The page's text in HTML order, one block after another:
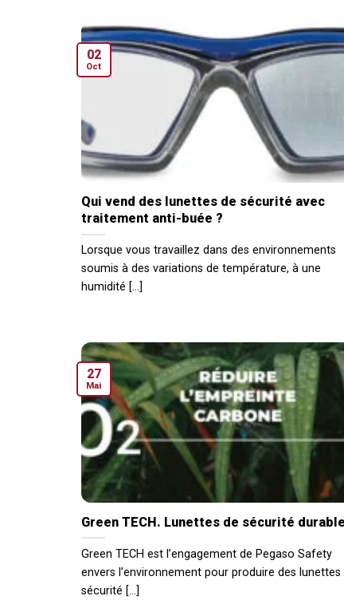
Qui vend des lunettes de sécurité avec
traitement anti-buée ?
Lorsque vous travaillez dans des environnements
soumis à des variations de température, à une
humidité [...]
02
Oct
Green TECH. Lunettes de sécurité
Green TECH est l’engagement de Pegaso Safety
envers l’environnement pour produire des lunettes
sécurité [...]
27
Mai